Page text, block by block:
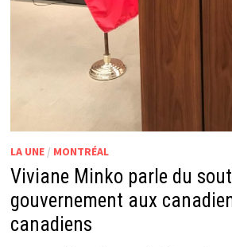
LA UNE/ MONTRÉAL
Viviane Minko parle du
gouvernement aux
canadiens